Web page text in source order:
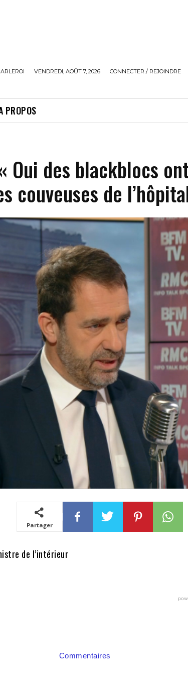
VENDREDI, AOÛT 7, 2026 CONNECTER / REJOINDRE
PROPOS
Oui des blackblocs
couveuses de
Partager
de l’intérieur
Commentaires